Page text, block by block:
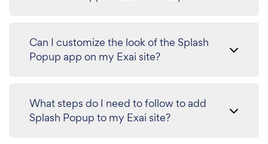
Can I customize the look of the Splash
Popup app on my Exai site?
What steps do I need to follow to add
Splash Popup to my Exai site?